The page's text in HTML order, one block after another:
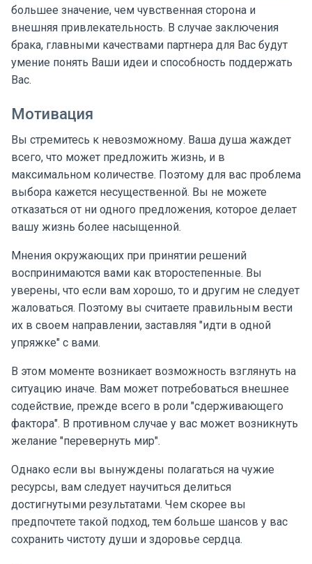
большее значение, чем чувственная сторона и
внешняя привлекательность. В случае заключения
брака, главными качествами партнера для Вас будут
умение понять Ваши идеи и способность поддержать
Вас.
Мотивация
Вы стремитесь к невозможному. Ваша душа жаждет
всего, что может предложить жизнь, и в
максимальном количестве. Поэтому для вас проблема
выбора кажется несущественной. Вы не можете
отказаться от ни одного предложения, которое делает
вашу жизнь более насыщенной.
Мнения окружающих при принятии решений
воспринимаются вами как второстепенные. Вы
уверены, что если вам хорошо, то и другим не следует
жаловаться. Поэтому вы считаете правильным вести
их в своем направлении, заставляя "идти в одной
упряжке" с вами.
В этом моменте возникает возможность взглянуть на
ситуацию иначе. Вам может потребоваться внешнее
содействие, прежде всего в роли "сдерживающего
фактора". В противном случае у вас может возникнуть
желание "перевернуть мир".
Однако если вы вынуждены полагаться на чужие
ресурсы, вам следует научиться делиться
достигнутыми результатами. Чем скорее вы
предпочтете такой подход, тем больше шансов у вас
сохранить чистоту души и здоровье сердца.